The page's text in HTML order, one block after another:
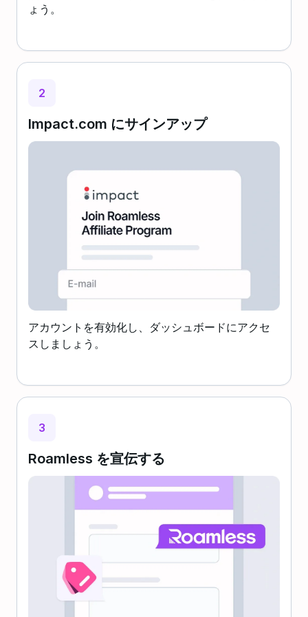
ょう。
2
Impact.com にサインアップ
アカウントを有効化し、ダッシュボードにアクセ
スしましょう。
3
Roamless を宣伝する